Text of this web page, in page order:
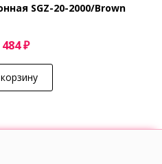
SGZ-20-2000/Brown
₽